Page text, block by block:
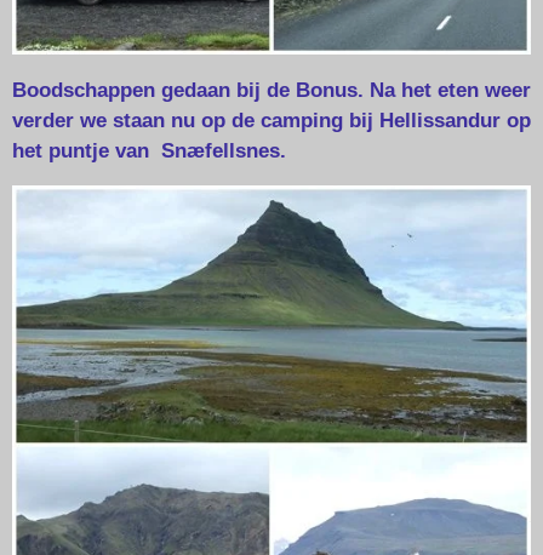
Boodschappen gedaan bij de Bonus. Na het eten weer
verder we staan nu op de camping bij Hellissandur op
het puntje van Snæfellsnes.